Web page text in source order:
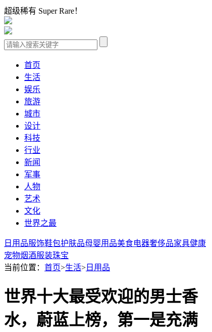
超级稀有 Super Rare！
首页
生活
娱乐
旅游
城市
设计
科技
行业
新闻
军事
人物
艺术
文化
世界之最
日用品服饰鞋包护肤品母婴用品美食电器奢侈品家具健康
宠物烟酒服装珠宝
当前位置： 首页>生活> 日用品
世界十大最受欢迎的男士香
水，蔚蓝上榜，第一是充满